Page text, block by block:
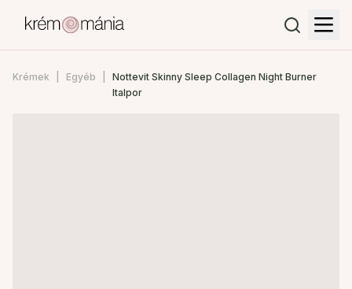
Krémek Egyéb
Nottevit Skinny Sleep Collagen Night Burner
Italpor